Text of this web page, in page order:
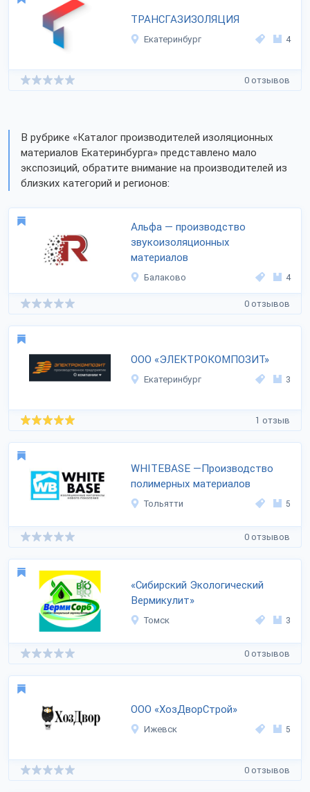
ТРАНСГАЗИЗОЛЯЦИЯ
Екатеринбург 4
0 отзывов
В рубрике «Каталог производителей изоляционных
материалов Екатеринбурга» представлено мало
экспозиций, обратите внимание на производителей из
близких категорий и регионов:
Альфа — производство
звукоизоляционных
материалов
Балаково 4
0 отзывов
ООО «ЭЛЕКТРОКОМПОЗИТ»
Екатеринбург 3
1 отзыв
WHITEBASE —Производство
полимерных материалов
Тольятти 5
0 отзывов
«Сибирский Экологический
Вермикулит»
Томск 3
0 отзывов
ООО «ХозДворСтрой»
Ижевск 5
0 отзывов